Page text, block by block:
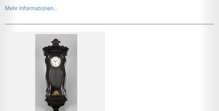
Mehr Informationen...